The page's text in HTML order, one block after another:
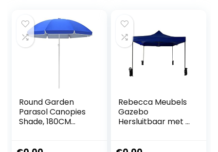
Round Garden
Parasol Canopies
Shade, 180CM
Rebecca Meubels
Gazebo
Hersluitbaar met 4